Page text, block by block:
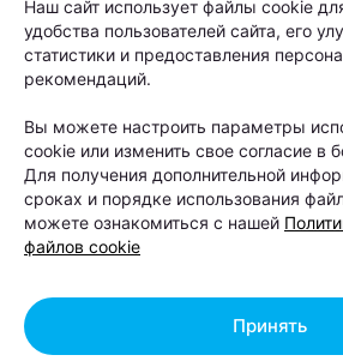
любителей
Автор:relax.by, 07.08.2026
8 и 9 августа на берегу
в парке Lakeside Park
состоится Pets Fest — крупный
посвященный владельцам
домашних питомцев. Вход на
свободный.
Наш сайт использует файлы cookie
удобства пользователей сайта, его
статистики и предоставления
рекомендаций.
Вы можете настроить параметры
cookie или изменить свое согласие в
Для получения дополнительной
сроках и порядке использования
можете ознакомиться с нашей
файлов cookie
Принять